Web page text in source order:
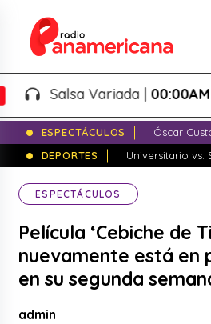
Salsa Variada |00:00AM -
ESPECTÁCULOS
Óscar
DEPORTES
Universitario vs.
ESPECTÁCULOS
Película ‘Cebiche de
nuevamente está en
en su segunda
admin